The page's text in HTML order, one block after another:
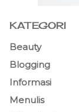
KATEGORI
Beauty
Blogging
Informasi
Menulis